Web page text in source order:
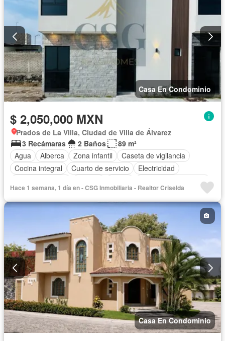
Casa En Condominio
$ 2,050,000 MXN
Prados de La Villa, Ciudad de Villa de Álvarez
3 Recámaras
2 Baños
89 m²
Agua
Alberca Zona infantil
Caseta de vigilancia
Cocina integral
Cuarto de servicio
Electricidad
Recámara con closet
Seguridad
Terraza
Hace 1 semana, 1 día en - CSG Inmobiliaria - Realtor Criselda
Casa En Condominio